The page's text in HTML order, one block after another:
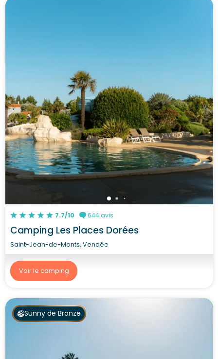
7.7/10 644 avis
Camping Les Places Dorées
Saint-Jean-de-Monts, Vendée
Voir le camping
Sunny de Bronze